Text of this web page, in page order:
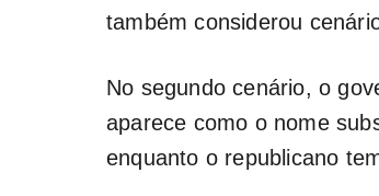
também considerou
No segundo cenário, o
aparece como o nome
enquanto o republicano